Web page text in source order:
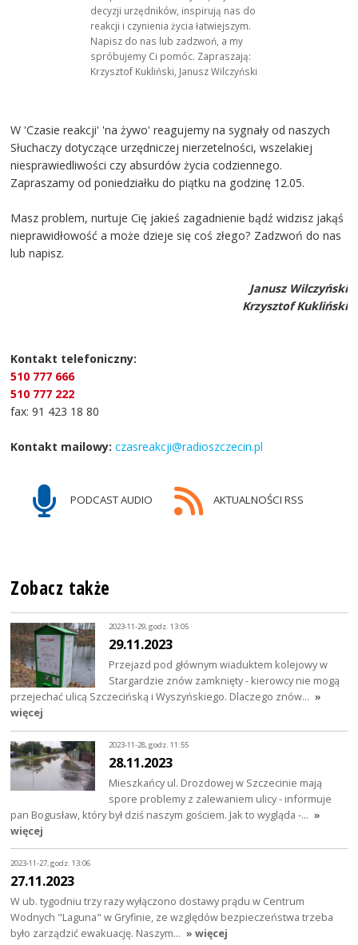
decyzji urzędników, inspirują nas do
reakcji i czynienia życia łatwiejszym.
Napisz do nas lub zadzwoń, a my
spróbujemy Ci pomóc. Zapraszają:
Krzysztof Kukliński, Janusz Wilczyński
W 'Czasie reakcji' 'na żywo' reagujemy na sygnały od naszych
Słuchaczy dotyczące urzędniczej nierzetelności, wszelakiej
niesprawiedliwości czy absurdów życia codziennego.
Zapraszamy od poniedziałku do piątku na godzinę 12.05.
Masz problem, nurtuje Cię jakieś zagadnienie bądź widzisz jakąś
nieprawidłowość a może dzieje się coś złego? Zadzwoń do nas
lub napisz.
Janusz Wilczyński
Krzysztof Kukliński
Kontakt telefoniczny:
510 777 666
510 777 222
fax: 91 423 18 80
Kontakt mailowy: czasreakcji@radioszczecin.pl
PODCAST AUDIO AKTUALNOŚCI RSS
Zobacz także
2023-11-29, godz. 13:05
29.11.2023
Przejazd pod głównym wiaduktem kolejowy w
Stargardzie znów zamknięty - kierowcy nie mogą
przejechać ulicą Szczecińską i Wyszyńskiego. Dlaczego znów… »
więcej
2023-11-28, godz. 11:55
28.11.2023
Mieszkańcy ul. Drozdowej w Szczecinie mają
spore problemy z zalewaniem ulicy - informuje
pan Bogusław, który był dziś naszym gościem. Jak to wygląda -… »
więcej
2023-11-27, godz. 13:06
27.11.2023
W ub. tygodniu trzy razy wyłączono dostawy prądu w Centrum
Wodnych "Laguna" w Gryfinie, ze względów bezpieczeństwa trzeba
było zarządzić ewakuację. Naszym… » więcej